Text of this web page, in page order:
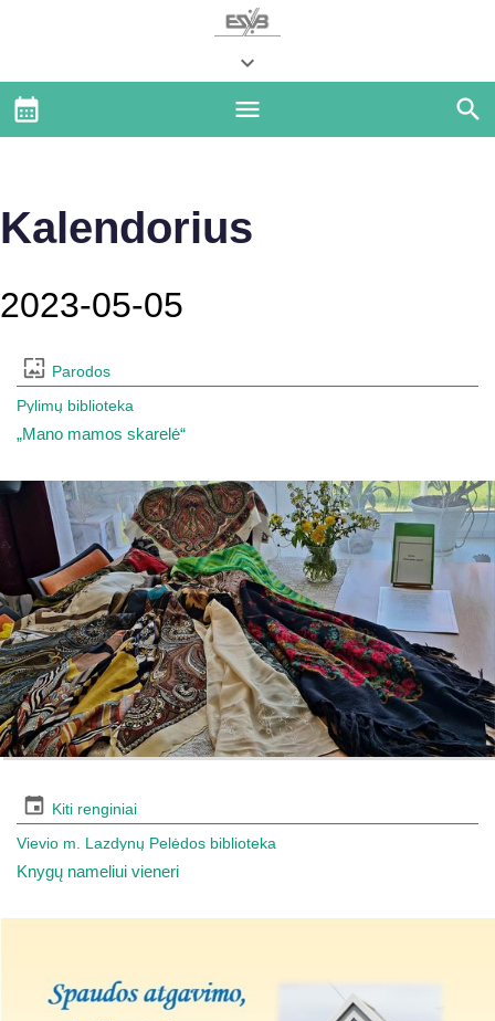
Kalendorius
2023-05-05
Parodos
Pylimų biblioteka
„Mano mamos skarelė“
Kiti renginiai
Vievio m. Lazdynų Pelėdos biblioteka
Knygų nameliui vieneri